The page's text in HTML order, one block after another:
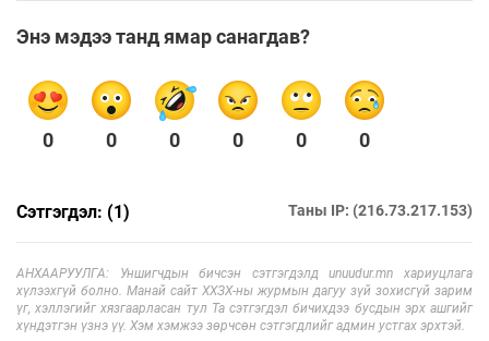
Энэ мэдээ танд ямар санагдав?
0 0 0 0 0 0
Сэтгэгдэл: (1) Таны IP: (216.73.217.153)
АНХААРУУЛГА: Уншигчдын бичсэн сэтгэгдэлд unuudur.mn хариуцлага
хүлээхгүй болно. Манай сайт ХХЗХ-ны журмын дагуу зүй зохисгүй зарим
үг, хэллэгийг хязгаарласан тул Та сэтгэгдэл бичихдээ бусдын эрх ашгийг
хүндэтгэн үзнэ үү. Хэм хэмжээ зөрчсөн сэтгэгдлийг админ устгах эрхтэй.